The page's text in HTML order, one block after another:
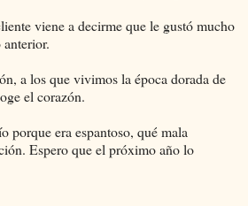
viene a decirme que le gustó mucho
a los que vivimos la época dorada de
el corazón.
porque era espantoso, qué mala
Espero que el próximo año lo